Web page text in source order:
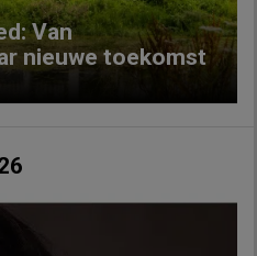
Van
nieuwe toekomst